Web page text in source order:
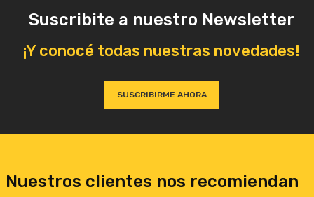
Suscribite a nuestro Newsletter
¡Y conocé todas nuestras novedades!
SUSCRIBIRME AHORA
Nuestros clientes nos recomiendan